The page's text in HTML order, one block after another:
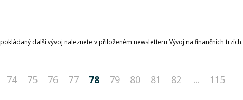
další vývoj naleznete v přiloženém newsletteru Vývoj na finančních trzích.
74 75 76 77 78 79 80 81 82 ... 115